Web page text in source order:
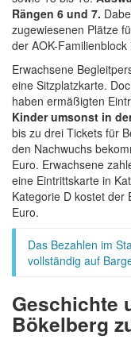
Rängen 6 und 7.
zugewiesenen Plätze
der AOK-
Erwachsene
eine Sitzplatzkarte.
haben ermäßigten
Kinder umsonst in
bis zu drei Tickets für
den Nachwuchs
Euro. Erwachsene
eine Eintrittskarte in
Kategorie D kostet der
Euro.
Das Bezahlen im
vollständig auf
Geschichte
Bökelberg